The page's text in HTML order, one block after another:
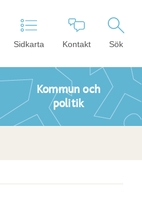
Sidkarta Kontakt Sök
Kommun och
politik